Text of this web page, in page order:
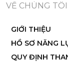
VỀ CHÚNG TÔI
GIỚI THIỆU
HỒ SƠ NĂNG
QUY ĐỊNH